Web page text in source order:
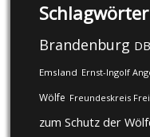
Schlagwörter
Brandenburg
Emsland Ernst-Ingolf
Wölfe Freundeskreis
zum Schutz der